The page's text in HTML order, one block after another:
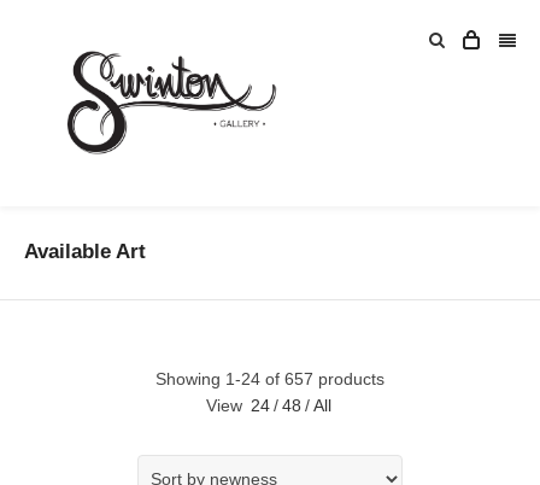
Available Art
Showing 1-24 of 657 products
View 24 / 48 / All